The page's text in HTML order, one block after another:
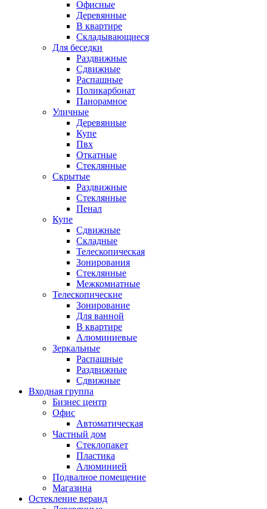
Офисные
Деревянные
В квартире
Складывающиеся
Для беседки
Раздвижные
Сдвижные
Распашные
Поликарбонат
Панорамное
Уличные
Деревянные
Купе
Пвх
Откатные
Стеклянные
Скрытые
Раздвижные
Стеклянные
Пенал
Купе
Сдвижные
Складные
Телескопическая
Зонирования
Стеклянные
Межкомнатные
Телескопические
Зонирование
Для ванной
В квартире
Алюминиевые
Зеркальные
Распашные
Раздвижные
Сдвижные
Входная группа
Бизнес центр
Офис
Автоматическая
Частный дом
Стеклопакет
Пластика
Алюминией
Подвалное помещение
Магазина
Остекление веранд